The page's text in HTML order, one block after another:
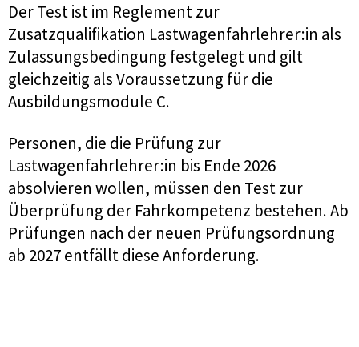
Der Test ist im Reglement zur
Zusatzqualifikation Lastwagenfahrlehrer:in als
Zulassungsbedingung festgelegt und gilt
gleichzeitig als Voraussetzung für die
Ausbildungsmodule C.
Personen, die die Prüfung zur
Lastwagenfahrlehrer:in bis Ende 2026
absolvieren wollen, müssen den Test zur
Überprüfung der Fahrkompetenz bestehen. Ab
Prüfungen nach der neuen Prüfungsordnung
ab 2027 entfällt diese Anforderung.